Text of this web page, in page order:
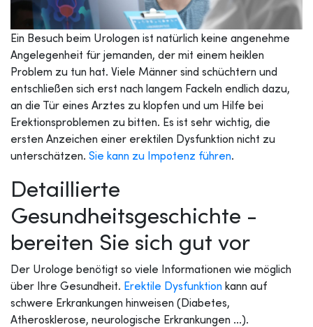
Ein Besuch beim Urologen ist natürlich keine angenehme
Angelegenheit für jemanden, der mit einem heiklen
Problem zu tun hat. Viele Männer sind schüchtern und
entschließen sich erst nach langem Fackeln endlich dazu,
an die Tür eines Arztes zu klopfen und um Hilfe bei
Erektionsproblemen zu bitten. Es ist sehr wichtig, die
ersten Anzeichen einer erektilen Dysfunktion nicht zu
unterschätzen. Sie kann zu Impotenz führen.
Detaillierte
Gesundheitsgeschichte -
bereiten Sie sich gut vor
Der Urologe benötigt so viele Informationen wie möglich
über Ihre Gesundheit. Erektile Dysfunktion kann auf
schwere Erkrankungen hinweisen (Diabetes,
Atherosklerose, neurologische Erkrankungen ...).